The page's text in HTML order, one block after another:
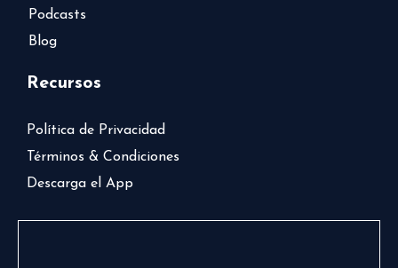
Podcasts
Blog
Recursos
Política de Privacidad
Términos & Condiciones
Descarga el App